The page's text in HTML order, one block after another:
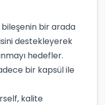
bir arada
destekleyerek
hedefler.
bir kapsül ile
kalite